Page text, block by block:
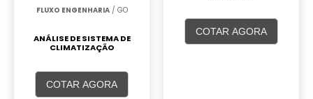
FLUXO ENGENHARIA/ GO
ANÁLISE DE SISTEMA DE
CLIMATIZAÇÃO
COTAR AGORA
COTAR AGORA